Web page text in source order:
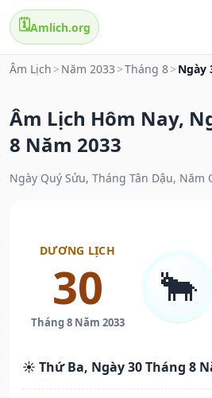
🗓️Amlich.org
Âm Lịch > Năm 2033 >Tháng 8> Ngày
Âm Lịch Hôm Nay,
8 Năm 2033
Ngày Quý Sửu, Tháng Tân Dậu, Năm
DƯƠNG LỊCH
30
Tháng 8 Năm 2033
🐂
☀️ Thứ Ba, Ngày 30 Tháng 8